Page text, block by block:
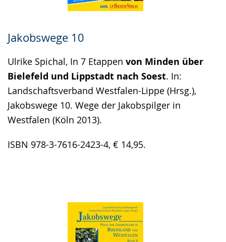
Jakobswege 10
Ulrike Spichal, In 7 Etappen von Minden über
Bielefeld und Lippstadt nach Soest. In:
Landschaftsverband Westfalen-Lippe (Hrsg.),
Jakobswege 10. Wege der Jakobspilger in
Westfalen (Köln 2013).
ISBN 978-3-7616-2423-4, € 14,95.